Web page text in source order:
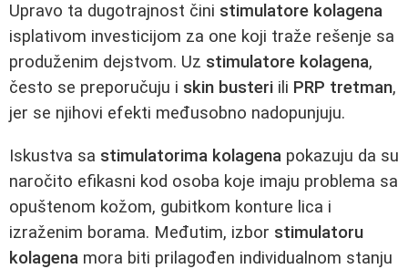
Upravo ta dugotrajnost čini stimulatore kolagena
isplativom investicijom za one koji traže rešenje sa
produženim dejstvom. Uz stimulatore kolagena,
često se preporučuju i skin busteri ili PRP tretman,
jer se njihovi efekti međusobno nadopunjuju.
Iskustva sa stimulatorima kolagena pokazuju da su
naročito efikasni kod osoba koje imaju problema sa
opuštenom kožom, gubitkom konture lica i
izraženim borama. Međutim, izbor stimulatoru
kolagena mora biti prilagođen individualnom stanju